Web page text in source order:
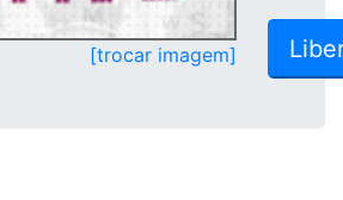
[trocar imagem]